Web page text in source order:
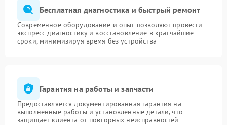
Бесплатная диагностика и быстрый ремонт
Современное оборудование и опыт позволяют провести
экспресс-диагностику и восстановление в кратчайшие
сроки, минимизируя время без устройства
Гарантия на работы и запчасти
Предоставляется документированная гарантия на
выполненные работы и установленные детали, что
защищает клиента от повторных неисправностей